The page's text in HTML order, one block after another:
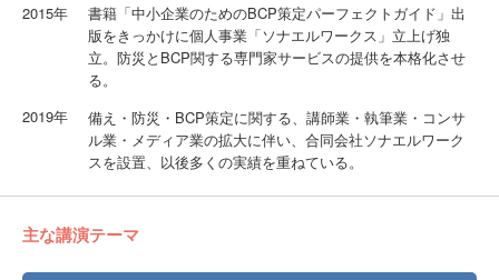
2015年
書籍「中小企業のためのBCP策定パーフェクトガイド」出
版をきっかけに個人事業「ソナエルワークス」立上げ独
立。防災とBCP関する専門家サービスの提供を本格化させ
る。
2019年
備え・防災・BCP策定に関する、講師業・執筆業・コンサ
ル業・メディア業の拡大に伴い、合同会社ソナエルワーク
スを設置、以後多くの実績を重ねている。
主な講演テーマ